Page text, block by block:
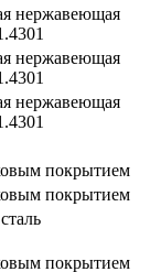
нержавеющая
нержавеющая
нержавеющая
покрытием
покрытием
покрытием